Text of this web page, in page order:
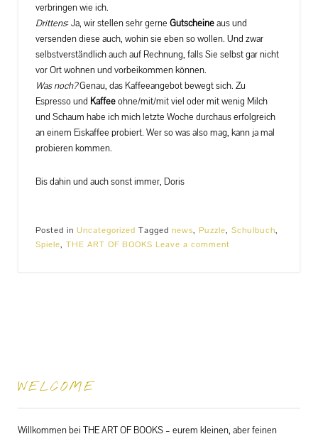
verbringen wie ich.
Drittens: Ja, wir stellen sehr gerne Gutscheineaus und
versenden diese auch, wohin sie eben so wollen. Und zwar
selbstverständlich auch auf Rechnung, falls Sie selbst gar nicht
vor Ort wohnen und vorbeikommen können.
Was noch?Genau, das Kaffeeangebot bewegt sich. Zu
Espresso und Kaffeeohne/mit/mit viel oder mit wenig Milch
und Schaum habe ich mich letzte Woche durchaus erfolgreich
an einem Eiskaffee probiert. Wer so was also mag, kann ja mal
probieren kommen.
Bis dahin und auch sonst immer, Doris
Posted in Uncategorized Tagged news, Puzzle, Schulbuch,
Spiele, THE ART OF BOOKS Leave a comment
WELCOME
Willkommen bei THE ART OF BOOKS – eurem kleinen, aber feinen